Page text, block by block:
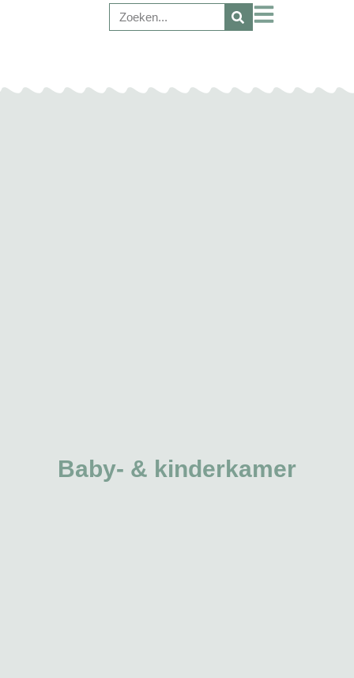
Baby- & kinderkamer